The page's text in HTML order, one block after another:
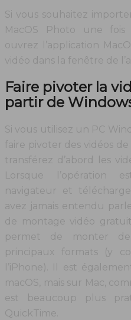
Si vous souhaitez
MacOS Photo une fois
ouvrez l’application
vidéo dans la fenêtre de
Faire pivoter la
partir de
Si vous utilisez un PC
faire pivoter des vidéos
transférez d’abord les
Lorsque l’opération
navigateur et
avez jamais entendu
de montage vidéo
permet de monter
principaux formats (y
l’iPhone). Il est
macOS, mais sur Mac,
est beaucoup plus
QuickTime.